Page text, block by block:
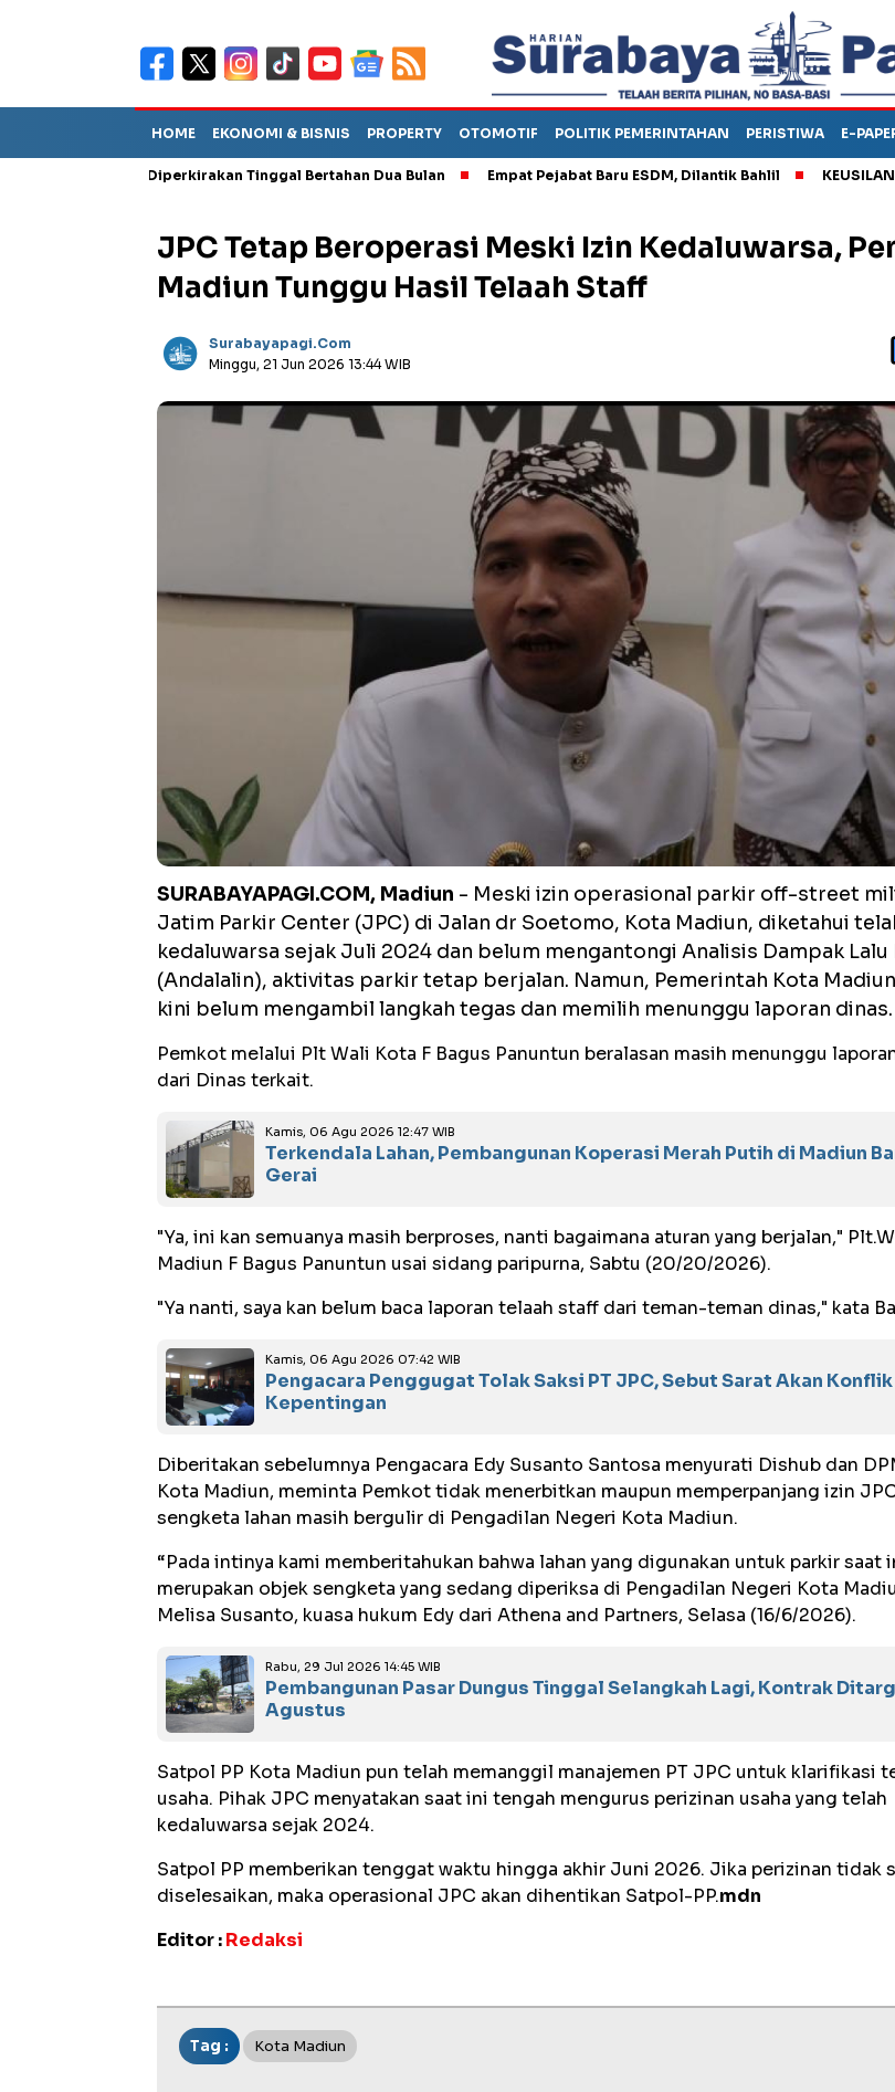
HOME EKONOMI & BISNIS PROPERTY OTOMOTIF POLITIK PEMERINTAHAN PERISTIWA E-
Sebut TPA Diperkirakan Tinggal Bertahan Dua Bulan Empat Pejabat Baru ESDM, Dilantik Bahlil KEUSILAN
JPC Tetap Beroperasi Meski Izin Kedaluwarsa,
Madiun Tunggu Hasil Telaah Staff
Surabayapagi.com
Minggu, 21 Jun 2026 13:44 WIB
SURABAYAPAGI.COM, Madiun - Meski izin operasional parkir off-street
Jatim Parkir Center (JPC) di Jalan dr Soetomo, Kota Madiun, diketahui
kedaluwarsa sejak Juli 2024 dan belum mengantongi Analisis Dampak Lalu
(Andalalin), aktivitas parkir tetap berjalan. Namun, Pemerintah Kota
kini belum mengambil langkah tegas dan memilih menunggu laporan dinas.
‎Pemkot melalui Plt Wali Kota F Bagus Panuntun beralasan masih menunggu
dari Dinas terkait.
Kamis, 06 Agu 2026 12:47 WIB
Terkendala Lahan, Pembangunan Koperasi Merah Putih di Madiun
Gerai
‎"Ya, ini kan semuanya masih berproses, nanti bagaimana aturan yang berjalan,"
Madiun F Bagus Panuntun usai sidang paripurna, Sabtu (20/20/2026).
‎"Ya nanti, saya kan belum baca laporan telaah staff dari teman-teman dinas," kata
Kamis, 06 Agu 2026 07:42 WIB
Pengacara Penggugat Tolak Saksi PT JPC, Sebut Sarat Akan Konflik
Kepentingan
‎Diberitakan sebelumnya Pengacara Edy Susanto Santosa menyurati Dishub dan
Kota Madiun, meminta Pemkot tidak menerbitkan maupun memperpanjang izin
sengketa lahan masih bergulir di Pengadilan Negeri Kota Madiun.
‎“Pada intinya kami memberitahukan bahwa lahan yang digunakan untuk parkir saat
merupakan objek sengketa yang sedang diperiksa di Pengadilan Negeri Kota
Melisa Susanto, kuasa hukum Edy dari Athena and Partners, Selasa (16/6/2026).
Rabu, 29 Jul 2026 14:45 WIB
Pembangunan Pasar Dungus Tinggal Selangkah Lagi, Kontrak
Agustus ‎
‎Satpol PP Kota Madiun pun telah memanggil manajemen PT JPC untuk klarifikasi
usaha. Pihak JPC menyatakan saat ini tengah mengurus perizinan usaha yang telah
kedaluwarsa sejak 2024.
‎Satpol PP memberikan tenggat waktu hingga akhir Juni 2026. Jika perizinan tidak
diselesaikan, maka operasional JPC akan dihentikan Satpol-PP.mdn
Editor :Redaksi
Tag : Kota Madiun